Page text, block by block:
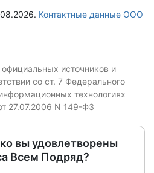
Контактные данные ООО
источников и
со ст. 7 Федерального
технологиях
27.07.2006 N 149-ФЗ
вы удовлетворены
Всем Подряд?